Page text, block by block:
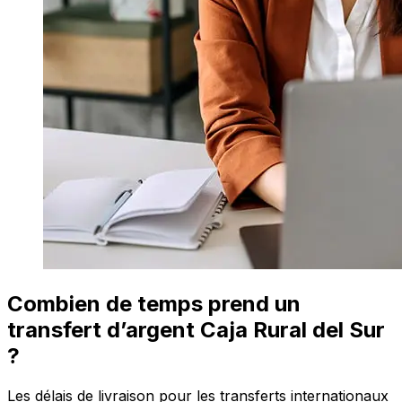
Combien de temps prend un
transfert d’argent Caja Rural del Sur
?
Les délais de livraison pour les transferts internationaux